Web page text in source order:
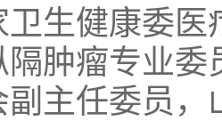
卫生健康委
肿瘤专业
副主任委员